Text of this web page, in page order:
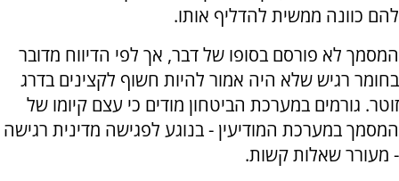
להם כוונה ממשית להדליף אותו.
המסמך לא פורסם בסופו של דבר, אך לפי הדיווח מדובר
בחומר רגיש שלא היה אמור להיות חשוף לקצינים בדרג
זוטר. גורמים במערכת הביטחון מודים כי עצם קיומו של
המסמך במערכת המודיעין - בנוגע לפגישה מדינית רגישה
- מעורר שאלות קשות.